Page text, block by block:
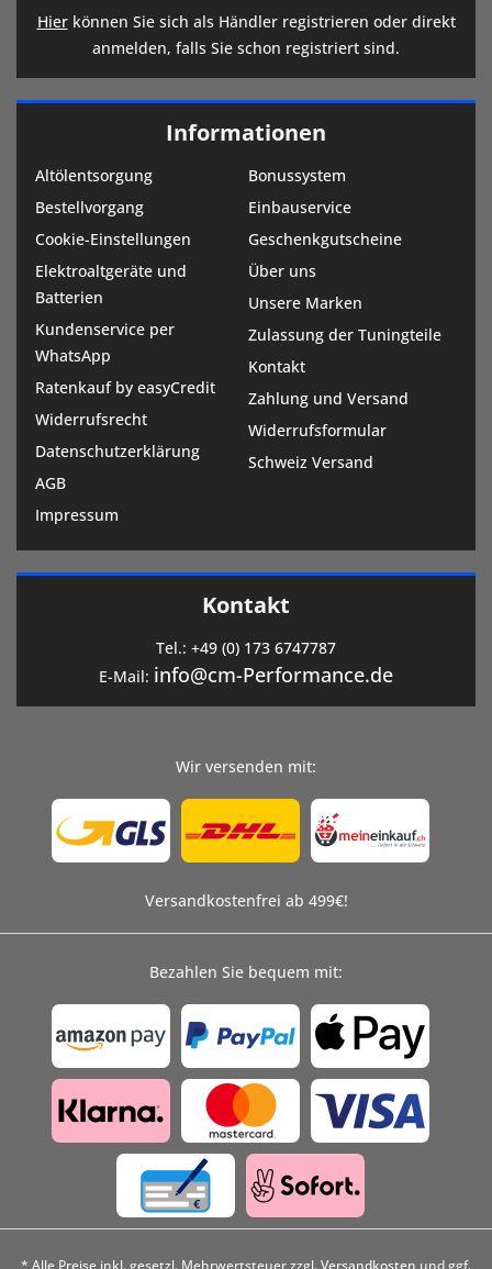
Hierkönnen Sie sich als Händler registrieren oder direkt
anmelden, falls Sie schon registriert sind.
Informationen
Altölentsorgung
Bestellvorgang
Cookie-Einstellungen
Elektroaltgeräte und
Batterien
Kundenservice per
WhatsApp
Ratenkauf by easyCredit
Widerrufsrecht
Datenschutzerklärung
AGB
Impressum
Bonussystem
Einbauservice
Geschenkgutscheine
Über uns
Unsere Marken
Zulassung der Tuningteile
Kontakt
Zahlung und Versand
Widerrufsformular
Schweiz Versand
Kontakt
Tel.: +49 (0) 173 6747787
E-Mail: info@cm-Performance.de
Wir versenden mit:
Versandkostenfrei ab 499€!
Bezahlen Sie bequem mit: